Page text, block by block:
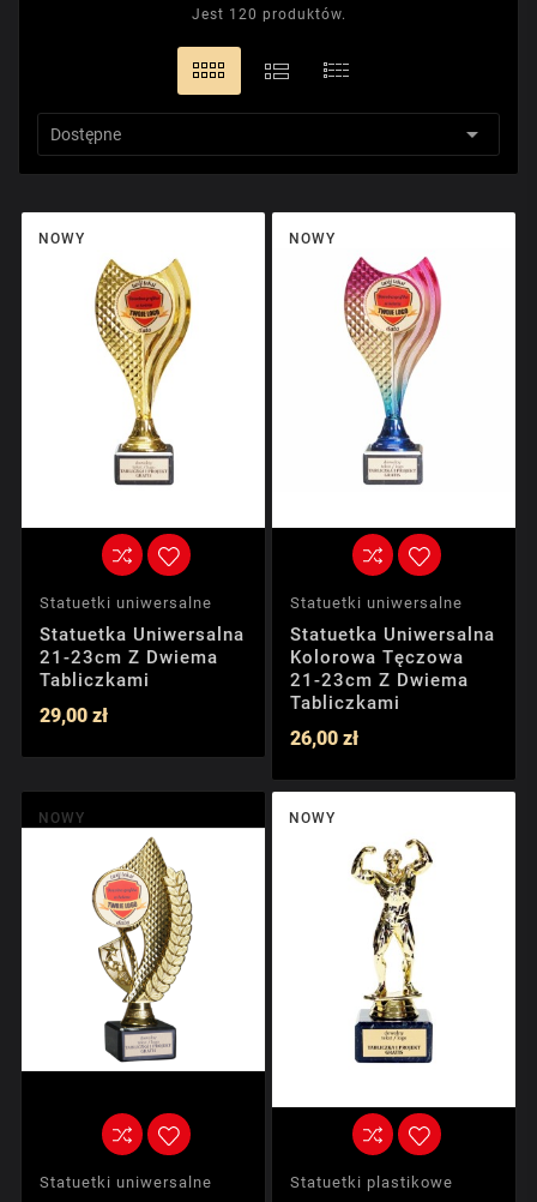
Jest 120 produktów.
Dostępne 
NOWY
Statuetki uniwersalne
Statuetka Uniwersalna
21-23cm Z Dwiema
Tabliczkami
29,00 zł
NOWY
Statuetki uniwersalne
Statuetka Uniwersalna
Kolorowa Tęczowa
21-23cm Z Dwiema
Tabliczkami
26,00 zł
NOWY
Statuetki uniwersalne
NOWY
Statuetki plastikowe